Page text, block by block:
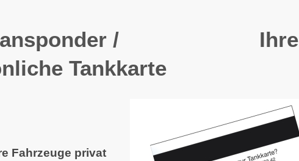
Transponder / Ihre
Tankkarte
Fahrzeuge privat